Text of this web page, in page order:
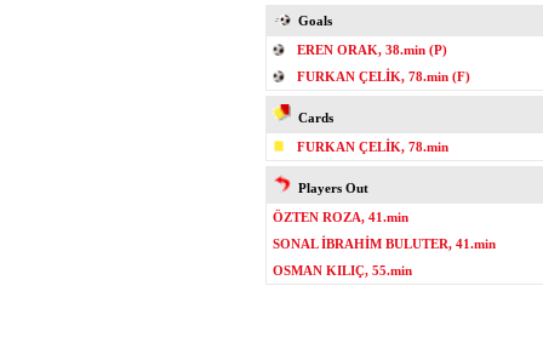
Goals
EREN ORAK, 38.min (P)
FURKAN ÇELİK, 78.min (F)
Cards
FURKAN ÇELİK, 78.min
Players Out
ÖZTEN ROZA, 41.min
SONAL İBRAHİM BULUTER, 41.min
OSMAN KILIÇ, 55.min